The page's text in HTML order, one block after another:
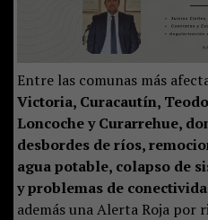
Entre las comunas más
Victoria, Curacautín,
Loncoche y Curarrehue,
desbordes de ríos,
agua potable, colapso de
y problemas de
además una Alerta Roja por